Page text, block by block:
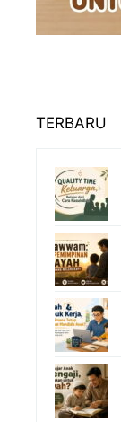
TERBARU